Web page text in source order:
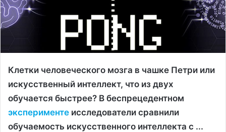
Клетки человеческого мозга в чашке Петри или
искусственный интеллект, что из двух
обучается быстрее? В беспрецедентном
эксперименте исследователи сравнили
обучаемость искусственного интеллекта с ...